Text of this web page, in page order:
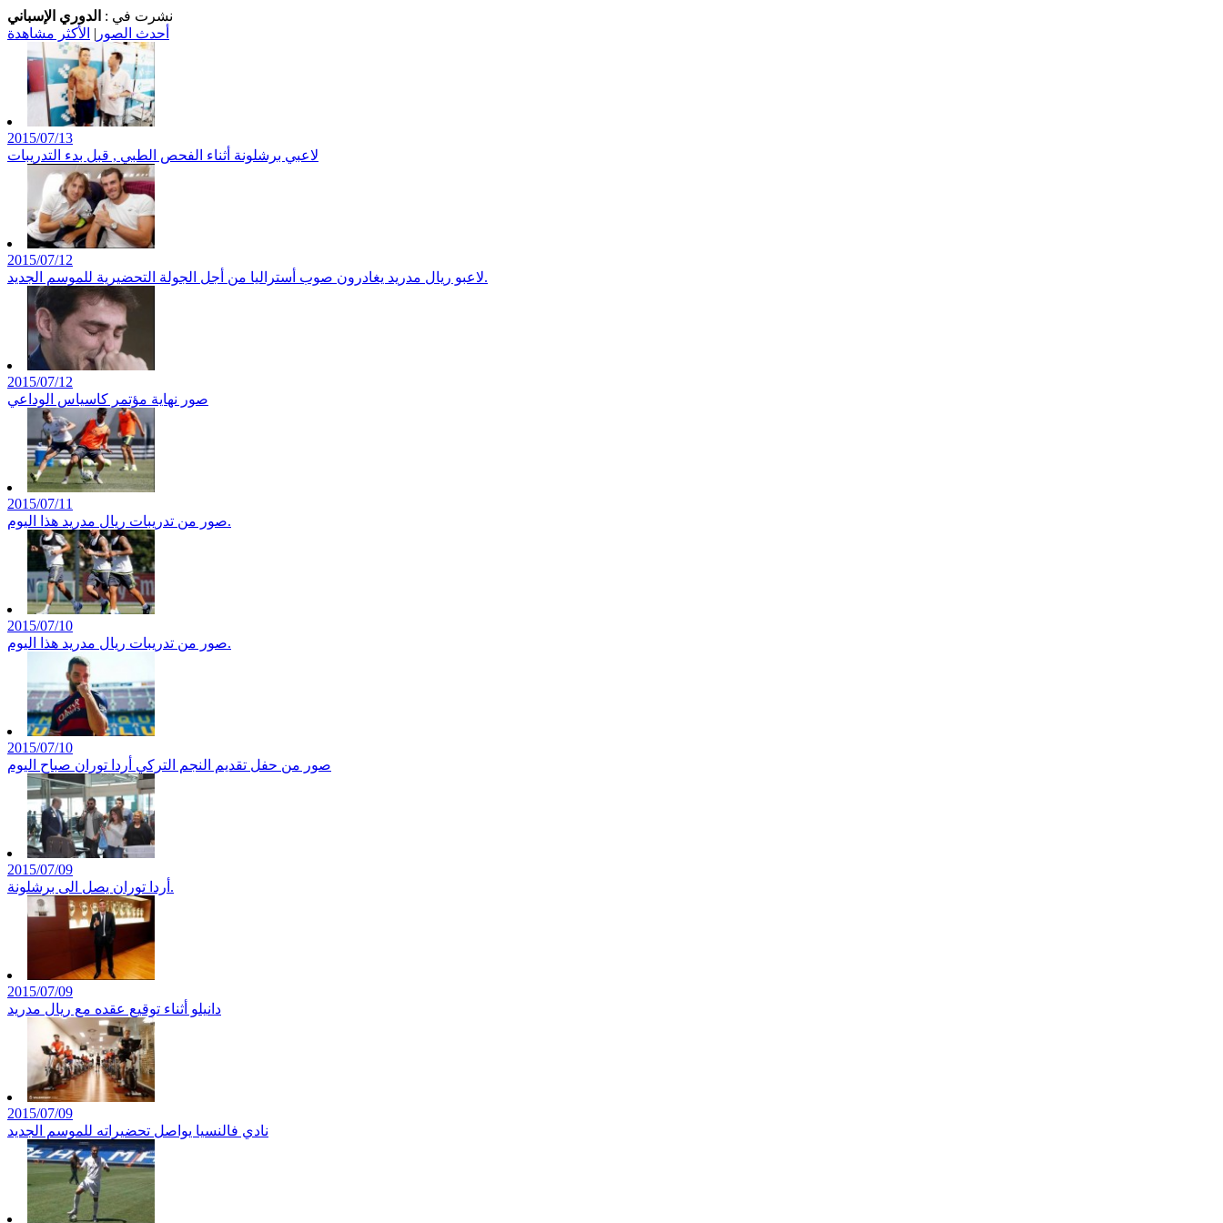
نشرت في : الدوري الإسباني
أحدث الصور | الأكثر مشاهدة
2015/07/13
لاعبي برشلونة أثناء الفحص الطبي , قبل بدء التدريبات
2015/07/12
لاعبو ريال مدريد يغادرون صوب أستراليا من أجل الجولة التحضيرية للموسم الجديد.
2015/07/12
صور نهاية مؤتمر كاسياس الوداعي
2015/07/11
صور من تدريبات ريال مدريد هذا اليوم.
2015/07/10
صور من تدريبات ريال مدريد هذا اليوم.
2015/07/10
صور من حفل تقديم النجم التركي أردا توران صباح اليوم
2015/07/09
أردا توران يصل الى برشلونة.
2015/07/09
دانيلو أثناء توقيع عقده مع ريال مدريد
2015/07/09
نادي فالنسيا يواصل تحضيراته للموسم الجديد